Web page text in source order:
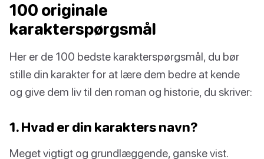
100 originale
karakterspørgsmål
Her er de 100 bedste karakterspørgsmål, du bør
stille din karakter for at lære dem bedre at kende
og give dem liv til den roman og historie, du skriver:
1. Hvad er din karakters navn?
Meget vigtigt og grundlæggende, ganske vist.